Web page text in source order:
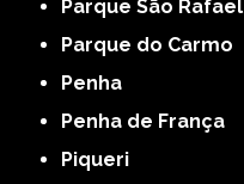
Parque São Rafael
Parque do Carmo
Penha
Penha de França
Piqueri